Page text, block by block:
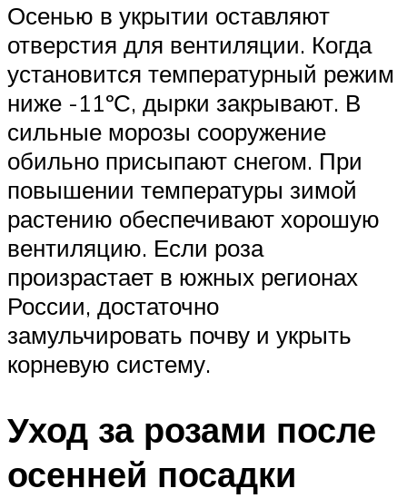
Осенью в укрытии оставляют
отверстия для вентиляции. Когда
установится температурный режим
ниже -11ºС, дырки закрывают. В
сильные морозы сооружение
обильно присыпают снегом. При
повышении температуры зимой
растению обеспечивают хорошую
вентиляцию. Если роза
произрастает в южных регионах
России, достаточно
замульчировать почву и укрыть
корневую систему.
Уход за розами после
осенней посадки